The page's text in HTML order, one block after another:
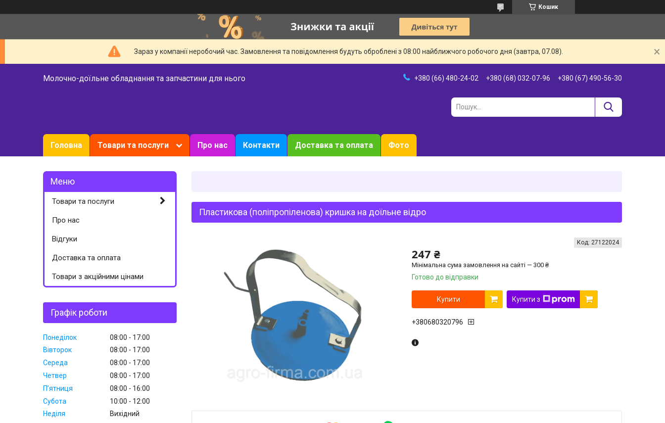
Кошик
Зараз у компанії неробочий час. Замовлення та повідомлення будуть оброблені з 08:00 найближчого робочого дня (завтра, 07.08).
Молочно-доїльне обладнання та запчастини для нього +380 (66) 480-24-02 +380 (68) 032-07-96 +380 (67) 490-56-30
Головна Товари та послуги Про нас Контакти Доставка та оплата Фото
Пластикова (поліпропіленова) кришка на доїльне відро
247 ₴
Мінімальна сума замовлення на сайті — 300 ₴
Готово до відправки
Код: 27122024
Купити Купити з
+380680320796
Товари та послуги
Про нас
Відгуки
Доставка та оплата
Товари з акційними цінами
Графік роботи
Понеділок 08:00
17:00
Вівторок
08:00
17:00
Середа
08:00
17:00
Четвер
08:00
17:00
Пʼятниця
08:00
16:00
Субота
10:00
12:00
Неділя
Вихідний